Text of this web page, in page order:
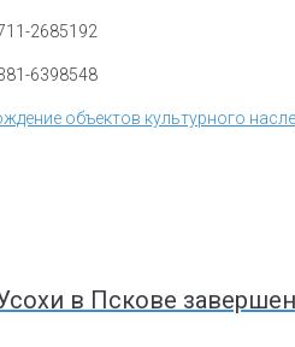
объектов культурного
в Пскове